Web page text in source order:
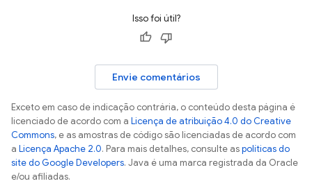
Isso foi útil?
Envie comentários
Exceto em caso de indicação contrária, o conteúdo desta página é
licenciado de acordo com a Licença de atribuição 4.0 do Creative
Commons, e as amostras de código são licenciadas de acordo com
a Licença Apache 2.0. Para mais detalhes, consulte aspolíticas do
site do Google Developers. Java é uma marca registrada da Oracle
e/ou afiliadas.